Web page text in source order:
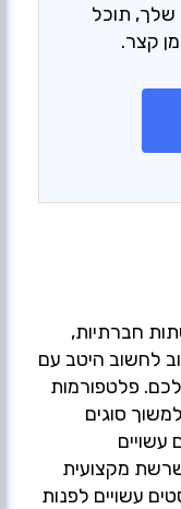
תוכל
קצר.
חברתיות,
לחשוב היטב עם
פלטפורמות
סוגים
מקצועית
עשויים לפנות